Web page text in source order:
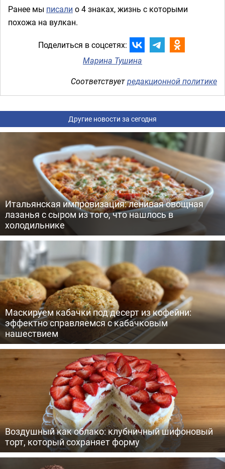
Ранее мы писали о 4 знаках, жизнь с которыми
похожа на вулкан.
Поделиться в соцсетях:
Марина Тушина
Соответствуетредакционной политике
Другие новости за сегодня
Итальянская импровизация: ленивая овощная
лазанья с сыром из того, что нашлось в
холодильнике
Маскируем кабачки под десерт из кофейни:
эффектно справляемся с кабачковым
нашествием
Воздушный как облако: клубничный шифоновый
торт, который сохраняет форму